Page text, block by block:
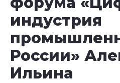
индустрия
России»
Ильина